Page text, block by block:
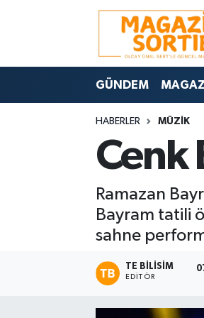
GÜNDEM
HABERLER MÜZİK
Cenk
Ramazan
Bayram tatili
sahne
TE BILISIM
EDITÖR
Nöbetçi Eczaneler
Hava Durumu
Trafik Durumu
Süper Lig Puan Durumu ve
Tüm Manşetler
Son Dakika Haberleri
Haber Arşivi